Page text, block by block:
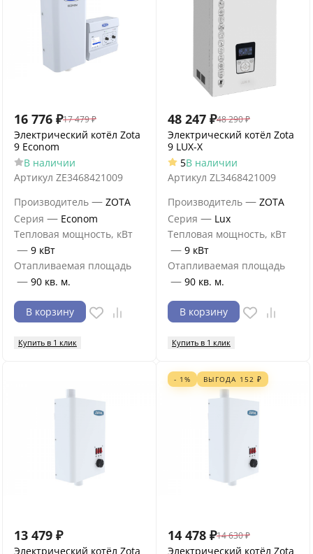
16 776 ₽17 479 ₽
Электрический котёл Zota
9 Econom
В наличии
Артикул ZE3468421009
Производитель — ZOTA
Серия — Econom
Тепловая мощность, кВт
— 9 кВт
Отапливаемая площадь
— 90 кв. м.
В корзину
Купить в 1 клик
48 247 ₽48 290 ₽
Электрический котёл Zota
9 LUX-X
5В наличии
Артикул ZL3468421009
Производитель — ZOTA
Серия — Lux
Тепловая мощность, кВт
— 9 кВт
Отапливаемая площадь
— 90 кв. м.
В корзину
Купить в 1 клик
13 479 ₽
Электрический котёл Zota
- 1% ВЫГОДА 152 ₽
14 478 ₽14 630 ₽
Электрический котёл Zota